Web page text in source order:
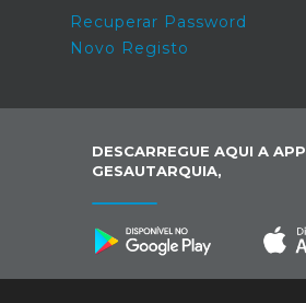
Recuperar Password
Novo Registo
DESCARREGUE AQUI A APP
GESAUTARQUIA,